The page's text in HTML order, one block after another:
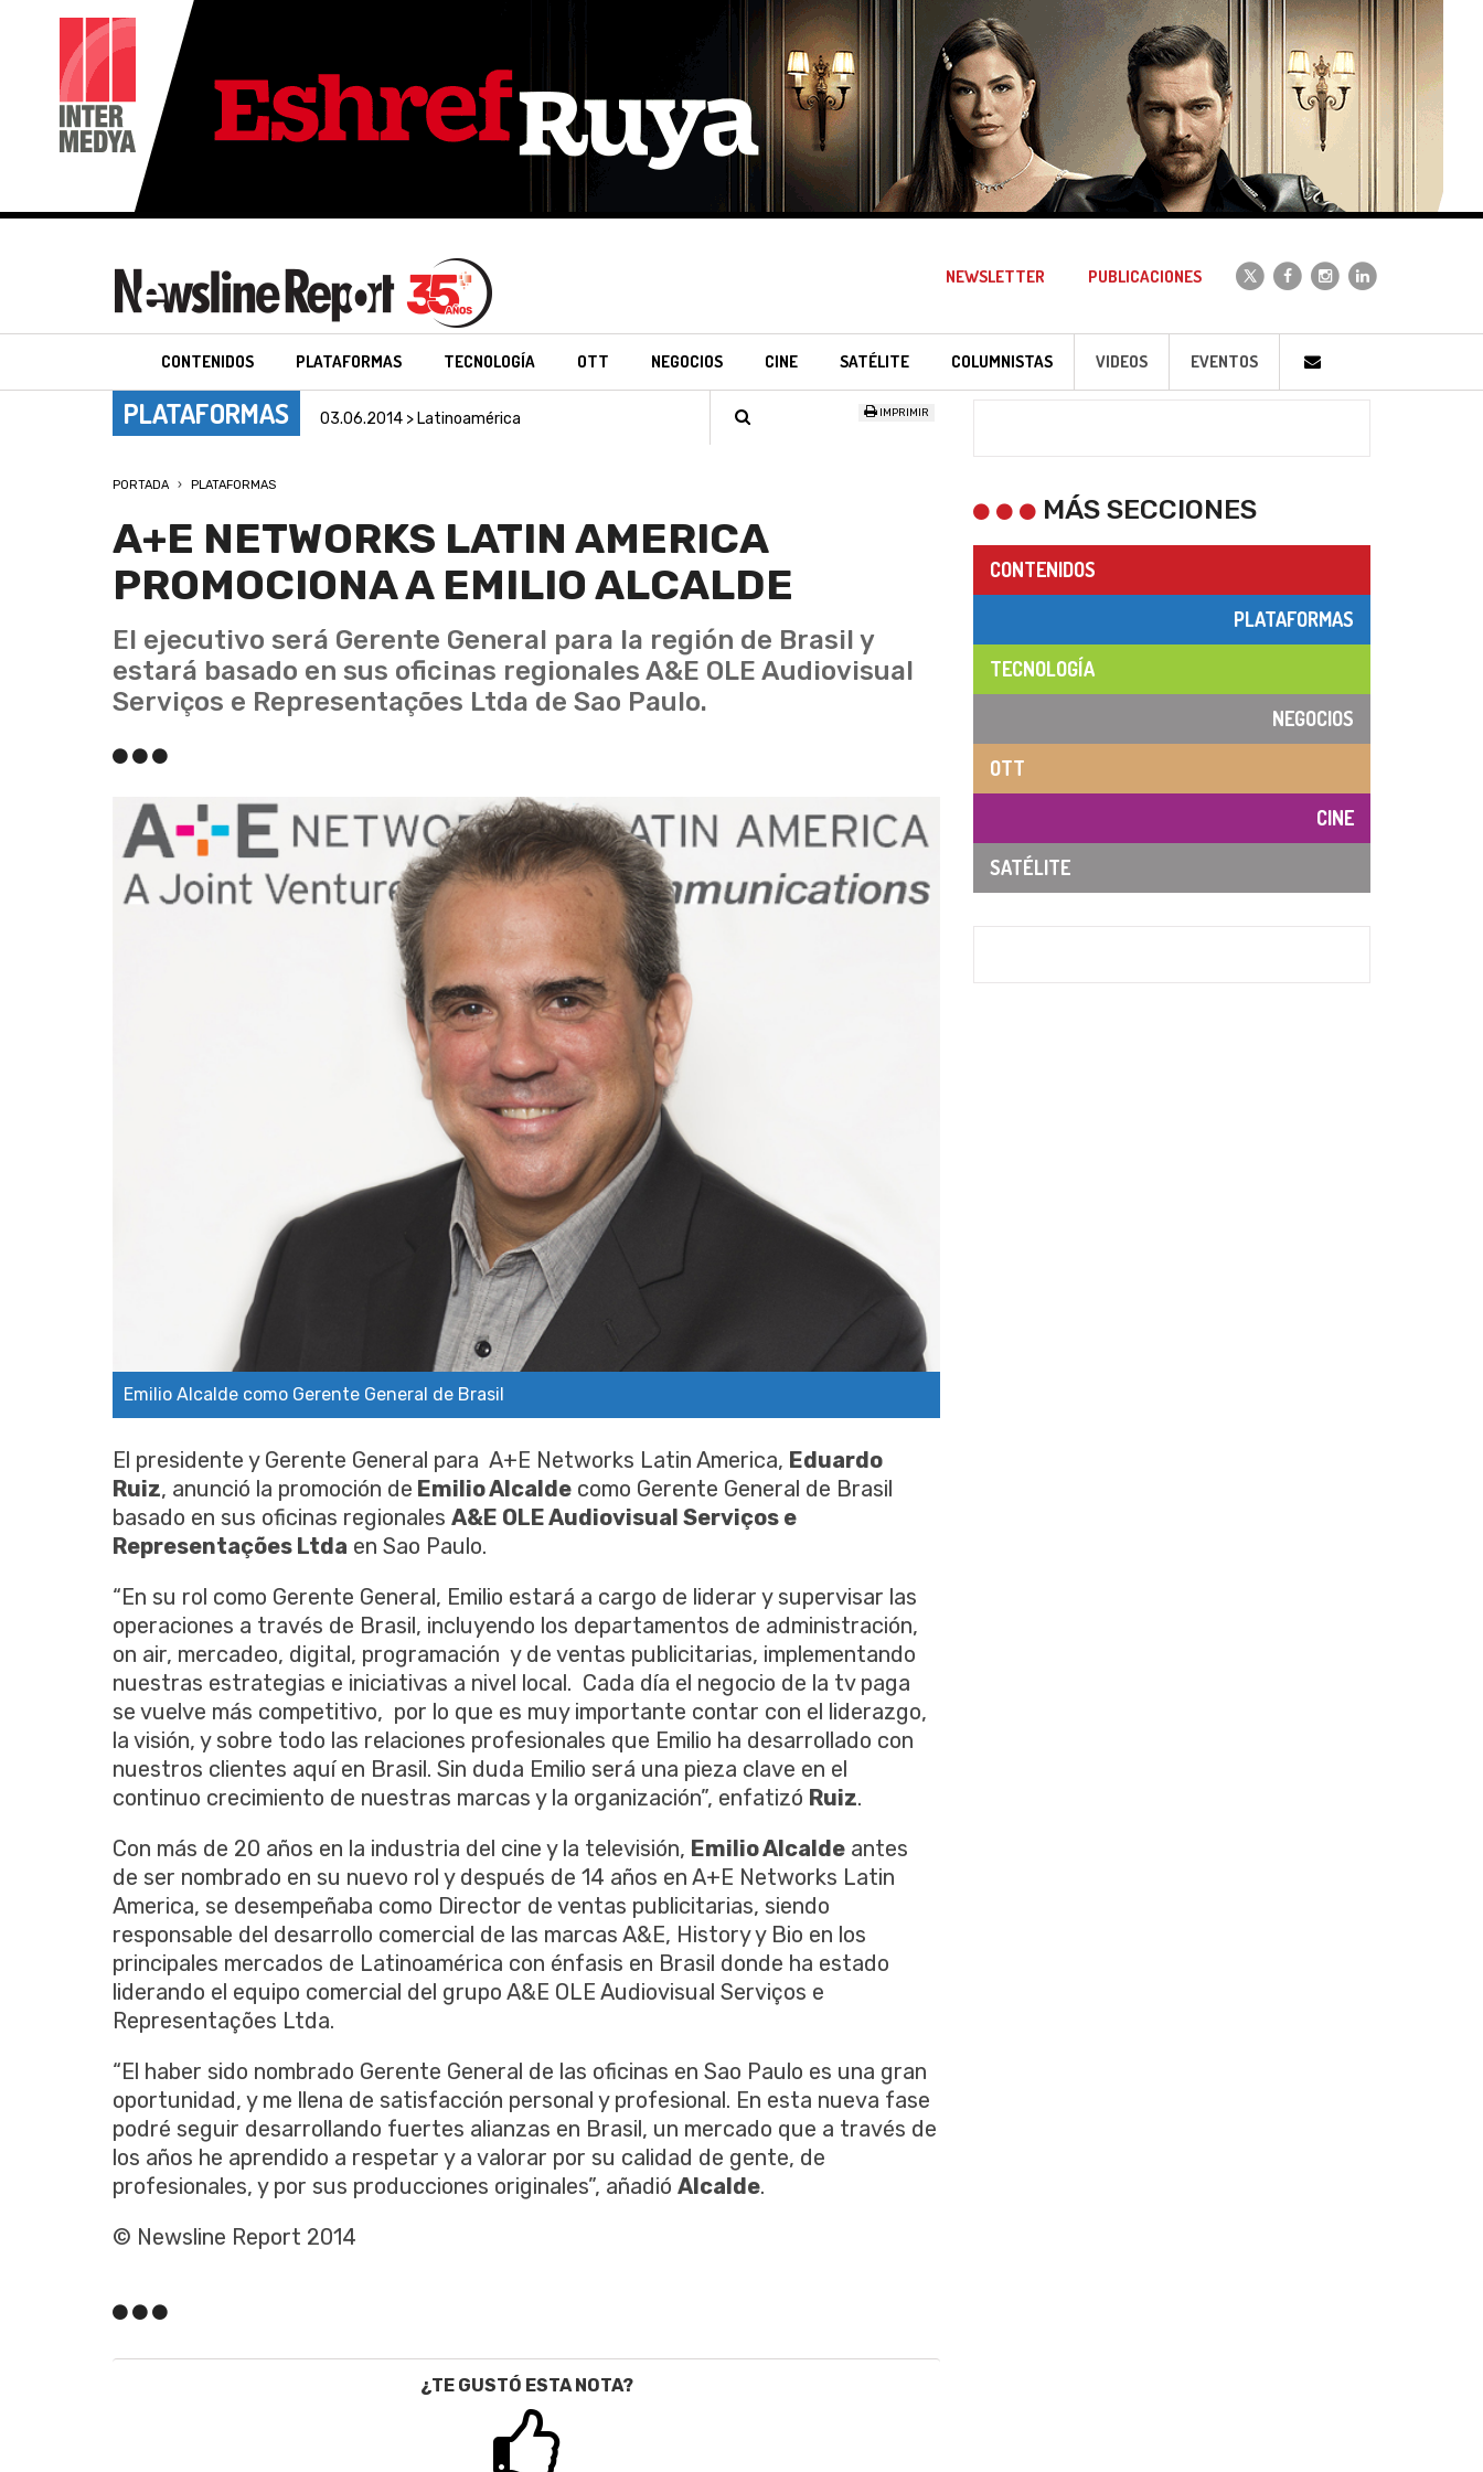
NEWSLETTER PUBLICACIONES
CONTENIDOS PLATAFORMAS TECNOLOGÍA OTT NEGOCIOS CINE SATÉLITE COLUMNISTAS VIDEOS EVENTOS
PLATAFORMAS 03.06.2014 > Latinoamérica IMPRIMIR
PORTADA PLATAFORMAS
A+E NETWORKS LATIN AMERICA
PROMOCIONA A EMILIO ALCALDE
El ejecutivo será Gerente General para la región de Brasil y
estará basado en sus oficinas regionales A&E OLE Audiovisual
Serviços e Representações Ltda de Sao Paulo.
Emilio Alcalde como Gerente General de Brasil
El presidente y Gerente General para A+E Networks Latin America, Eduardo
Ruiz, anunció la promoción de Emilio Alcalde como Gerente General de Brasil
basado en sus oficinas regionales A&E OLE Audiovisual Serviços e
Representações Ltda en Sao Paulo.
“En su rol como Gerente General, Emilio estará a cargo de liderar y supervisar las
operaciones a través de Brasil, incluyendo los departamentos de administración,
on air, mercadeo, digital, programación y de ventas publicitarias, implementando
nuestras estrategias e iniciativas a nivel local. Cada día el negocio de la tv paga
se vuelve más competitivo, por lo que es muy importante contar con el liderazgo,
la visión, y sobre todo las relaciones profesionales que Emilio ha desarrollado con
nuestros clientes aquí en Brasil. Sin duda Emilio será una pieza clave en el
continuo crecimiento de nuestras marcas y la organización”, enfatizó Ruiz.
Con más de 20 años en la industria del cine y la televisión, Emilio Alcalde antes
de ser nombrado en su nuevo rol y después de 14 años en A+E Networks Latin
America, se desempeñaba como Director de ventas publicitarias, siendo
responsable del desarrollo comercial de las marcas A&E, History y Bio en los
principales mercados de Latinoamérica con énfasis en Brasil donde ha estado
liderando el equipo comercial del grupo A&E OLE Audiovisual Serviços e
Representações Ltda.
“El haber sido nombrado Gerente General de las oficinas en Sao Paulo es una gran
oportunidad, y me llena de satisfacción personal y profesional. En esta nueva fase
podré seguir desarrollando fuertes alianzas en Brasil, un mercado que a través de
los años he aprendido a respetar y a valorar por su calidad de gente, de
profesionales, y por sus producciones originales”, añadió Alcalde.
© Newsline Report 2014
¿TE GUSTÓ ESTA NOTA?
MÁS SECCIONES
CONTENIDOS
PLATAFORMAS
TECNOLOGÍA
NEGOCIOS
OTT
CINE
SATÉLITE